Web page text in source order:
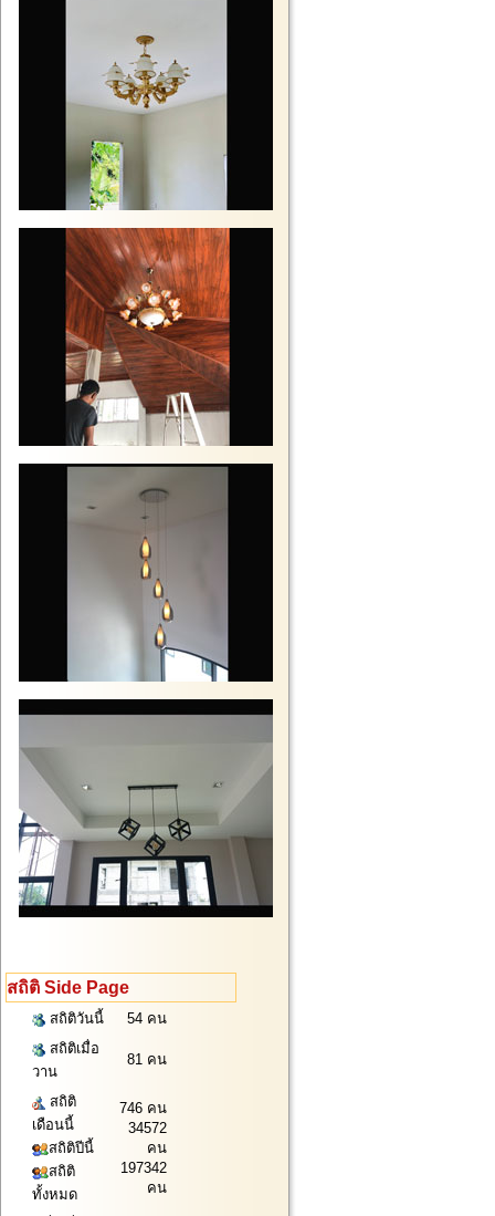
สถิติ Side Page
สถิติวันนี้
54 คน
สถิติเมื่อ
วาน
81 คน
สถิติ
เดือนนี้
สถิติปีนี้
สถิติ
ทั้งหมด
746 คน
34572
คน
197342
คน